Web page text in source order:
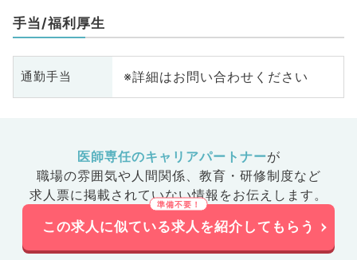
手当/福利厚生
通勤手当 ※詳細はお問い合わせください
医師専任のキャリアパートナーが
職場の雰囲気や人間関係、 教育・研修制度など
求人票に掲載されていない情報をお伝えします。
この求人に似ている求人を紹介してもらう